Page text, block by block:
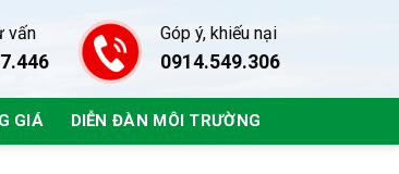
vấn Góp ý, khiếu nại
0914.549.306
GIÁ DIỄN ĐÀN MÔI TRƯỜNG